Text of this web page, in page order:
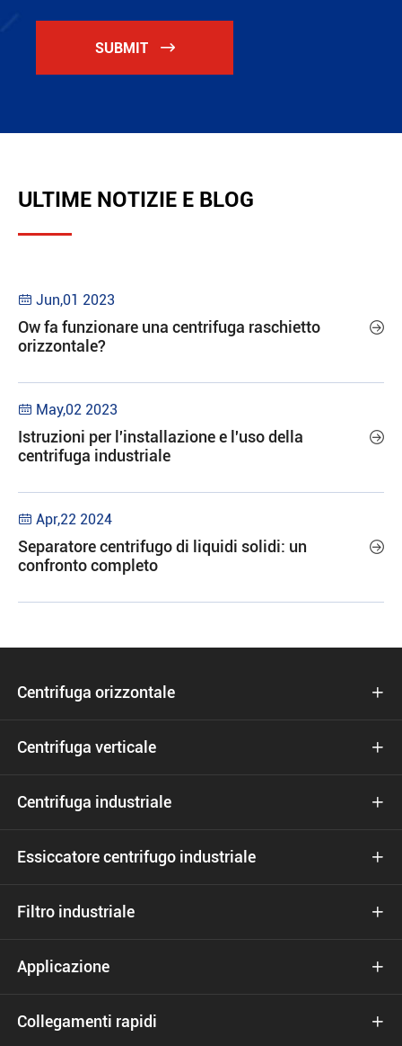
SUBMIT 
ULTIME NOTIZIE E BLOG
 Jun,01 2023
Ow fa funzionare una centrifuga raschietto
orizzontale?

 May,02 2023
Istruzioni per l'installazione e l'uso della
centrifuga industriale

 Apr,22 2024
Separatore centrifugo di liquidi solidi: un
confronto completo

Centrifuga orizzontale 
Centrifuga verticale 
Centrifuga industriale 
Essiccatore centrifugo industriale 
Filtro industriale 
Applicazione 
Collegamenti rapidi 